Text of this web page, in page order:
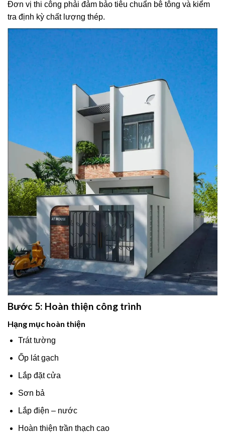
Đơn vị thi công phải đảm bảo tiêu chuẩn bê tông và kiểm
tra định kỳ chất lượng thép.
Bước 5: Hoàn thiện công trình
Hạng mục hoàn thiện
Trát tường
Ốp lát gạch
Lắp đặt cửa
Sơn bả
Lắp điện – nước
Hoàn thiện trần thạch cao